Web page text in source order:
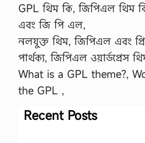
GPL থিম কি, জিপিএল থিম
এবং জি পি এল,
নলযুক্ত থিম, জিপিএল এবং
পার্থক্য, জিপিএল ওয়ার্ডপ্রেস
What is a GPL theme?,
the GPL ,
Recent Posts